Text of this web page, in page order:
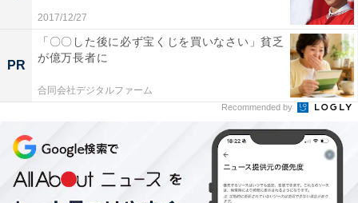
— ちいかわ?アニメ火金 (@ngnchiikawa)
本作のメインキャラクター。何の動物なのかは明かされ
ていません。言葉を話すことはできず、「わ……」
「エ……」といったセリフで感情を表します。優しい性
格で泣き虫な一面もあるものの、大事な場面では勇気を
2017/12/27
PR
「〇〇した後に必ず宝くじを買いなさい」貧乏
が億万長者に
合同会社デジタルファーム
Recommended by